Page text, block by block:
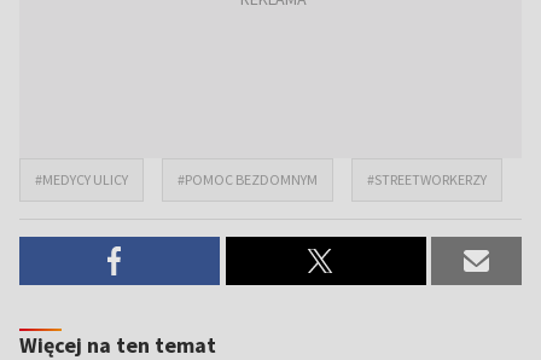
#MEDYCY ULICY #POMOC BEZDOMNYM #STREETWORKERZY
Więcej na ten temat